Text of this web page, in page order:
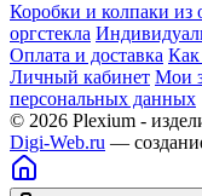
Коробки и колпаки из
оргстекла
Оплата и доставка Как
Личный кабинет Мои
персональных данных
© 2026 Plexium -
Digi-Web.ru —